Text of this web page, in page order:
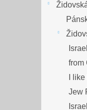
Israel
from
I
Jew